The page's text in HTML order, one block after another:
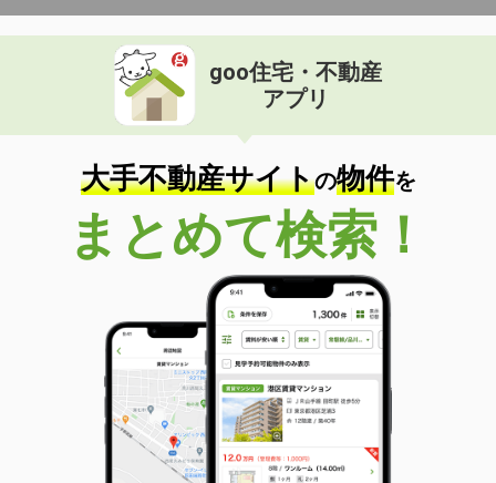
goo住宅・不動産
アプリ
大手不動産サイトの物件を
まとめて検索！